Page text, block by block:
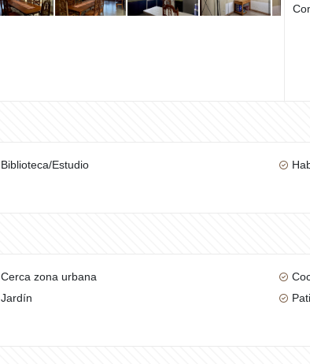
Biblioteca/Estudio
Cerca zona urbana
Jardín